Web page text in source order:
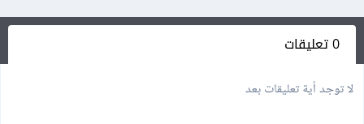
0 تعليقات
لا توجد أية تعليقات بعد